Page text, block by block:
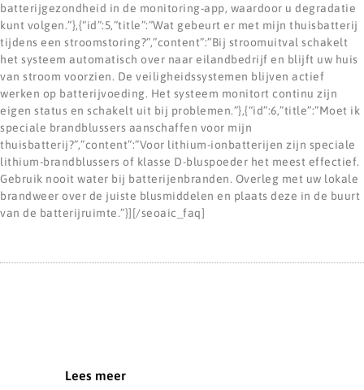
batterijgezondheid in de monitoring-app, waardoor u degradatie
kunt volgen.”},{“id”:5,”title”:”Wat gebeurt er met mijn thuisbatterij
tijdens een stroomstoring?”,”content”:”Bij stroomuitval schakelt
het systeem automatisch over naar eilandbedrijf en blijft uw huis
van stroom voorzien. De veiligheidssystemen blijven actief
werken op batterijvoeding. Het systeem monitort continu zijn
eigen status en schakelt uit bij problemen.”},{“id”:6,”title”:”Moet ik
speciale brandblussers aanschaffen voor mijn
thuisbatterij?”,”content”:”Voor lithium-ionbatterijen zijn speciale
lithium-brandblussers of klasse D-bluspoeder het meest effectief.
Gebruik nooit water bij batterijenbranden. Overleg met uw lokale
brandweer over de juiste blusmiddelen en plaats deze in de buurt
van de batterijruimte.”}][/seoaic_faq]
Lees meer